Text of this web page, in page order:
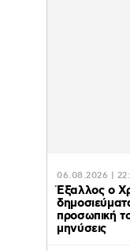
06.08.2026 |
Έξαλλος ο
προσωπική
μηνύσεις